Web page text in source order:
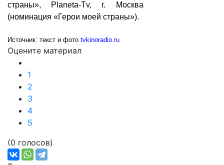
страны», Planeta-Tv, г. Москва
(номинация «Герои моей страны»).
Источник: текст и фото tvkinoradio.ru
Оцените материал
1
2
3
4
5
(0 голосов)